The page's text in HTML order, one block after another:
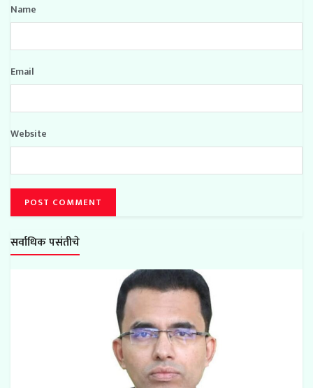
Name
Email
Website
सर्वाधिक पसंतीचे